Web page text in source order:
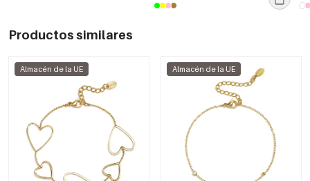
Productos similares
Almacén de la UE Almacén de la UE